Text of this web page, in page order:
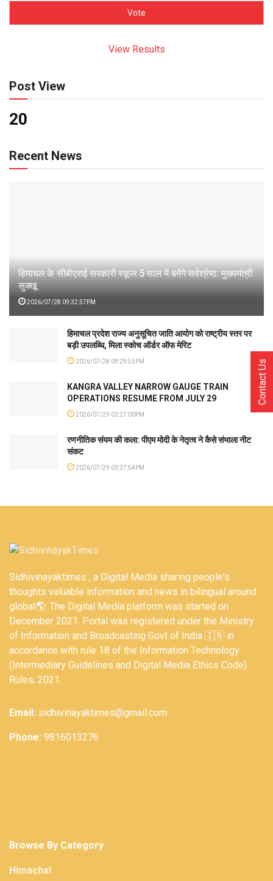
View Results
Post View
20
Recent News
हिमाचल के सीबीएसई सरकारी स्कूल 5 साल में बनेंगे सर्वश्रेष्ठ: मुख्यमंत्री
सुक्खू
2026/07/28 09:32:57PM
हिमाचल प्रदेश राज्य अनुसूचित जाति आयोग को राष्ट्रीय स्तर पर
बड़ी उपलब्धि, मिला स्कोच ऑर्डर ऑफ मेरिट
2026/07/28 09:29:55PM
KANGRA VALLEY NARROW GAUGE TRAIN
OPERATIONS RESUME FROM JULY 29
2026/07/29 03:27:00PM
रणनीतिक संयम की कला: पीएम मोदी के नेतृत्व ने कैसे संभाला नीट
संकट
2026/07/29 03:27:54PM
Sidhivinayaktimes , a Digital Media sharing people's
thoughts valuable information and news in bilingual around
global🌎. The Digital Media platform was started on
December 2021. Portal was registered under the Ministry
of Information and Broadcasting Govt of India 🇮🇳 in
accordance with rule 18 of the Information Technology
(Intermediary Guidelines and Digital Media Ethics Code)
Rules, 2021.
Email: sidhivinayaktimes@gmail.com
Phone: 9816013276
Browse By Category
Himachal
Contact Us